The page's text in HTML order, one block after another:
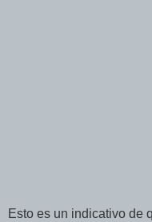
Esto es un indicativo de